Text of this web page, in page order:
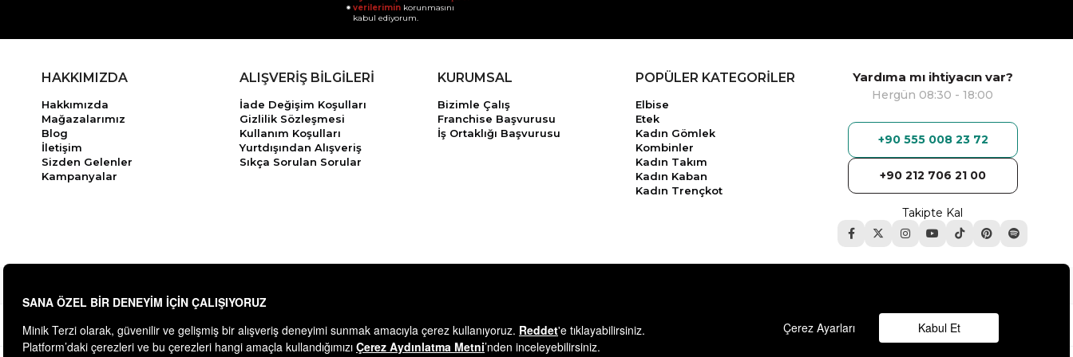
verilerimin korunmasını
kabul ediyorum.
HAKKIMIZDA
Hakkımızda
Mağazalarımız
Blog
İletişim
Sizden Gelenler
Kampanyalar
ALIŞVERİŞ BİLGİLERİ
İade Değişim Koşulları
Gizlilik Sözleşmesi
Kullanım Koşulları
Yurtdışından Alışveriş
Sıkça Sorulan Sorular
KURUMSAL
Bizimle Çalış
Franchise Başvurusu
İş Ortaklığı Başvurusu
POPÜLER KATEGORİLER
Elbise
Etek
Kadın Gömlek
Kombinler
Kadın Takım
Kadın Kaban
Kadın Trençkot
Yardıma mı ihtiyacın var?
Hergün 08:30 - 18:00
+90 555 008 23 72
+90 212 706 21 00
Takipte Kal
© 2025 minikterzi.com - Tüm Hakları Saklıdır.